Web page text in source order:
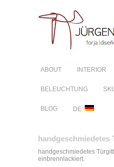
ABOUT INTERIOR
BELEUCHTUNG
BLOG DE:
handgeschmiedetes
handgeschmiedetes
einbrennlackiert.